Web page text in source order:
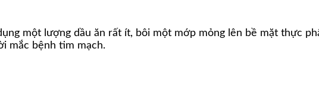
một lượng dầu ăn rất ít, bôi một mớp mỏng lên bề mặt thực
mắc bệnh tim mạch.